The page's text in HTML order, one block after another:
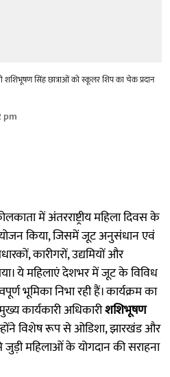
शशिभूषण सिंह छात्राओं को स्कूलर श‌िप का चेक प्रदान
pm
में अंतरराष्ट्रीय महिला दिवस के
किया, जिसमें जूट अनुसंधान एवं
कारीगरों, उद्यमियों और
ये महिलाएं देशभर में जूट के विविध
भूमिका निभा रही हैं। कार्यक्रम का
कार्यकारी अधिकारीशशिभूषण
विशेष रूप से ओडिशा, झारखंड और
जुड़ी महिलाओं के योगदान की सराहना